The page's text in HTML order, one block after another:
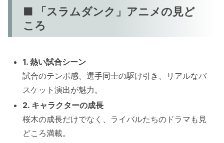
■ 「スラムダンク」アニメの見ど
ころ
1. 熱い試合シーン
試合のテンポ感、選手同士の駆け引き、リアルなバ
スケット演出が魅力。
2. キャラクターの成長
桜木の成長だけでなく、ライバルたちのドラマも見
どころ満載。